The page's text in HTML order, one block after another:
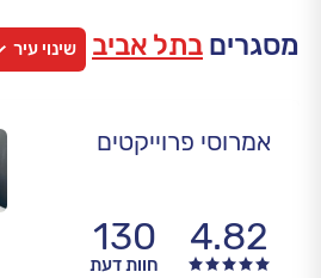
מסגרים בתל אביב שינוי עיר
אמרוסי פרוייקטים
4.82
130
חוות דעת